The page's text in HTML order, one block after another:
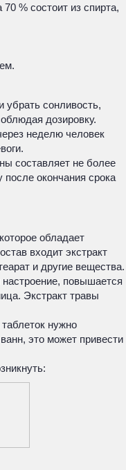
% состоит из спирта,
убрать сонливость,
дозировку.
неделю человек
составляет не более
после окончания срока
обладает
входит экстракт
и другие вещества.
повышается
Экстракт травы
нужно
это может привести